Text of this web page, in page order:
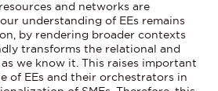
and networks are
understanding of EEs remains
by rendering broader contexts
transforms the relational and
we know it. This raises important
of EEs and their orchestrators in